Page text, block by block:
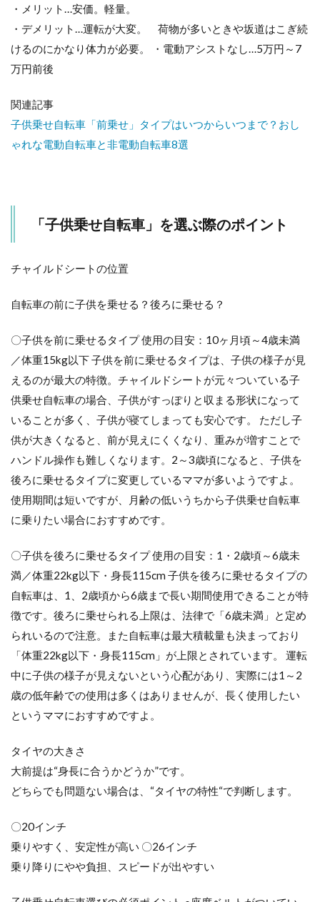
ハイ
ディ
3.3
トン
ハイ
ツー
ビー
3.5
スキ
4
おす
すめ
の子
供乗
せ自
転
車！
普通
プ
4.1
フィ
ス 子
供乗
せ自
転車
20イ
ンチ
4.2
丸石
サイ
クル
子供
乗せ
サイ
ふら
っか
～ず
シュ
4.3
OGK
グモ
ナ20
・メリット…安価。軽量。
・デメリット…運転が大変。 荷物が多いときや坂道はこぎ続
けるのにかなり体力が必要。 ・電動アシストなし…5万円～7
万円前後
関連記事
子供乗せ自転車「前乗せ」タイプはいつからいつまで？おし
ゃれな電動自転車と非電動自転車8選
「子供乗せ自転車」を選ぶ際のポイント
チャイルドシートの位置
自転車の前に子供を乗せる？後ろに乗せる？
〇子供を前に乗せるタイプ 使用の目安：10ヶ月頃～4歳未満
／体重15kg以下 子供を前に乗せるタイプは、子供の様子が見
えるのが最大の特徴。チャイルドシートが元々ついている子
供乗せ自転車の場合、子供がすっぽりと収まる形状になって
いることが多く、子供が寝てしまっても安心です。 ただし子
供が大きくなると、前が見えにくくなり、重みが増すことで
ハンドル操作も難しくなります。2～3歳頃になると、子供を
後ろに乗せるタイプに変更しているママが多いようですよ。
使用期間は短いですが、月齢の低いうちから子供乗せ自転車
に乗りたい場合におすすめです。
〇子供を後ろに乗せるタイプ 使用の目安：1・2歳頃～6歳未
満／体重22kg以下・身長115cm 子供を後ろに乗せるタイプの
自転車は、1、2歳頃から6歳まで長い期間使用できることが特
徴です。後ろに乗せられる上限は、法律で「6歳未満」と定め
られいるので注意。また自転車は最大積載量も決まっており
「体重22kg以下・身長115cm」が上限とされています。 運転
中に子供の様子が見えないという心配があり、実際には1～2
歳の低年齢での使用は多くはありませんが、長く使用したい
というママにおすすめですよ。
タイヤの大きさ
大前提は“身長に合うかどうか”です。
どちらでも問題ない場合は、“タイヤの特性“で判断します。
〇20インチ
乗りやすく、安定性が高い 〇26インチ
乗り降りにやや負担、スピードが出やすい